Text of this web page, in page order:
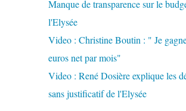
Manque de transparence sur le
l'Elysée
Video : Christine Boutin : " Je
euros net par mois"
Video : René Dosière explique les
sans justificatif de l'Elysée